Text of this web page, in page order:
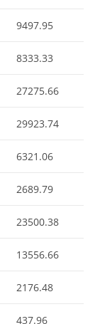
9497.95
8333.33
27275.66
29923.74
6321.06
2689.79
23500.38
13556.66
2176.48
437.96